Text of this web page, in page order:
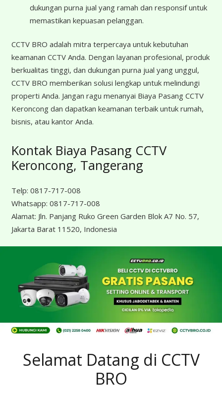
dukungan purna jual yang ramah dan responsif untuk
memastikan kepuasan pelanggan.
CCTV BRO adalah mitra terpercaya untuk kebutuhan
keamanan CCTV Anda. Dengan layanan profesional, produk
berkualitas tinggi, dan dukungan purna jual yang unggul,
CCTV BRO memberikan solusi lengkap untuk melindungi
properti Anda. Jangan ragu menanyai Biaya Pasang CCTV
Keroncong dan dapatkan keamanan terbaik untuk rumah,
bisnis, atau kantor Anda.
Kontak Biaya Pasang CCTV
Keroncong, Tangerang
Telp: 0817-717-008
Whatsapp: 0817-717-008
Alamat: Jln. Panjang Ruko Green Garden Blok A7 No. 57,
Jakarta Barat 11520, Indonesia
Selamat Datang di CCTV
BRO